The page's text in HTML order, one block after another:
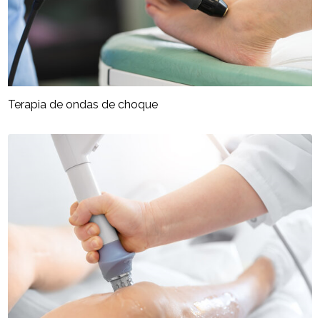
Terapia de ondas de choque